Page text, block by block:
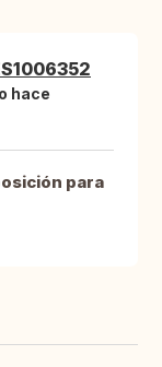
hace
para